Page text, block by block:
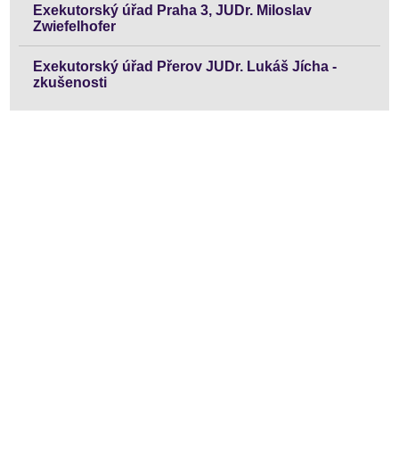
Exekutorský úřad Praha 3, JUDr. Miloslav
Zwiefelhofer
Exekutorský úřad Přerov JUDr. Lukáš Jícha -
zkušenosti